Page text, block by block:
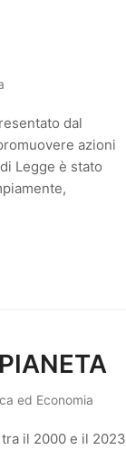
dal
azioni
Legge è stato
ed Economia
il 2000 e il 2023